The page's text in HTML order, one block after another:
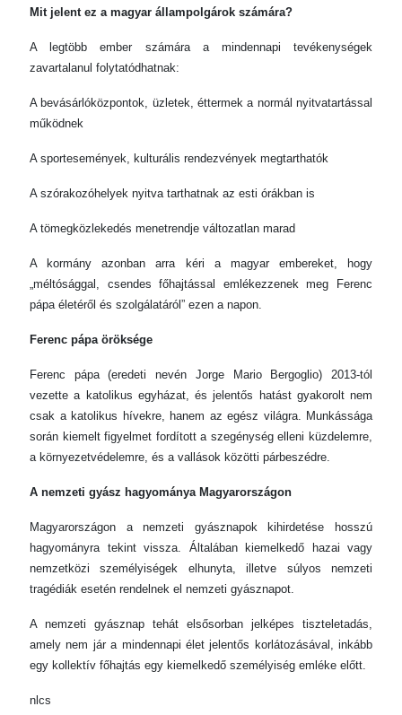
Mit jelent ez a magyar állampolgárok számára?
A legtöbb ember számára a mindennapi tevékenységek
zavartalanul folytatódhatnak:
A bevásárlóközpontok, üzletek, éttermek a normál nyitvatartással
működnek
A sportesemények, kulturális rendezvények megtarthatók
A szórakozóhelyek nyitva tarthatnak az esti órákban is
A tömegközlekedés menetrendje változatlan marad
A kormány azonban arra kéri a magyar embereket, hogy
„méltósággal, csendes főhajtással emlékezzenek meg Ferenc
pápa életéről és szolgálatáról” ezen a napon.
Ferenc pápa öröksége
Ferenc pápa (eredeti nevén Jorge Mario Bergoglio) 2013-tól
vezette a katolikus egyházat, és jelentős hatást gyakorolt nem
csak a katolikus hívekre, hanem az egész világra. Munkássága
során kiemelt figyelmet fordított a szegénység elleni küzdelemre,
a környezetvédelemre, és a vallások közötti párbeszédre.
A nemzeti gyász hagyománya Magyarországon
Magyarországon a nemzeti gyásznapok kihirdetése hosszú
hagyományra tekint vissza. Általában kiemelkedő hazai vagy
nemzetközi személyiségek elhunyta, illetve súlyos nemzeti
tragédiák esetén rendelnek el nemzeti gyásznapot.
A nemzeti gyásznap tehát elsősorban jelképes tiszteletadás,
amely nem jár a mindennapi élet jelentős korlátozásával, inkább
egy kollektív főhajtás egy kiemelkedő személyiség emléke előtt.
nlcs